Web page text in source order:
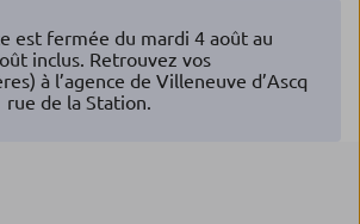
est fermée du mardi 4 août au
inclus. Retrouvez vos
à l’agence de Villeneuve d’Ascq
rue de la Station.